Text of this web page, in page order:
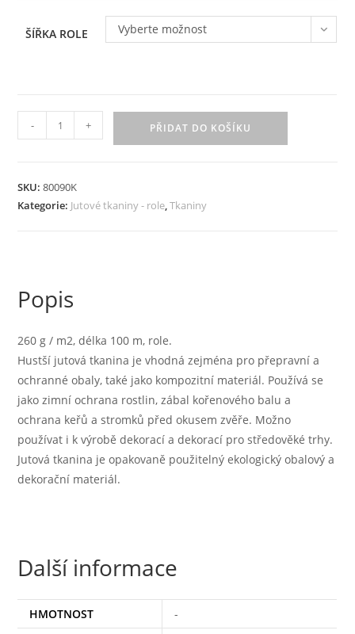
ŠÍŘKA ROLE Vyberte možnost
tkanina
/
šířkách
množství
- + PŘIDAT DO KOŠÍKU
SKU:80090K
Kategorie: Jutové tkaniny - role,Tkaniny
Popis
260 g / m2, délka 100 m, role.
Hustší jutová tkanina je vhodná zejména pro přepravní a
ochranné obaly, také jako kompozitní materiál. Používá se
jako zimní ochrana rostlin, zábal kořenového balu a
ochrana keřů a stromků před okusem zvěře. Možno
používat i k výrobě dekorací a dekorací pro středověké trhy.
Jutová tkanina je opakovaně použitelný ekologický obalový a
dekorační materiál.
Další informace
HMOTNOST
-